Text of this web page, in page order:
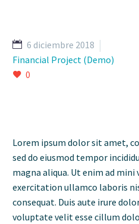
6 diciembre 2018
Financial Project (Demo)
0
Lorem ipsum dolor sit amet,
sed do eiusmod tempor
magna aliqua. Ut enim ad mini
exercitation ullamco laboris
consequat. Duis aute irure
voluptate velit esse cillum